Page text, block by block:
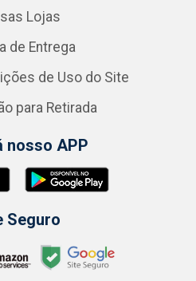
Lojas
de Entrega
de Uso do Site
para Retirada
nosso APP
Seguro